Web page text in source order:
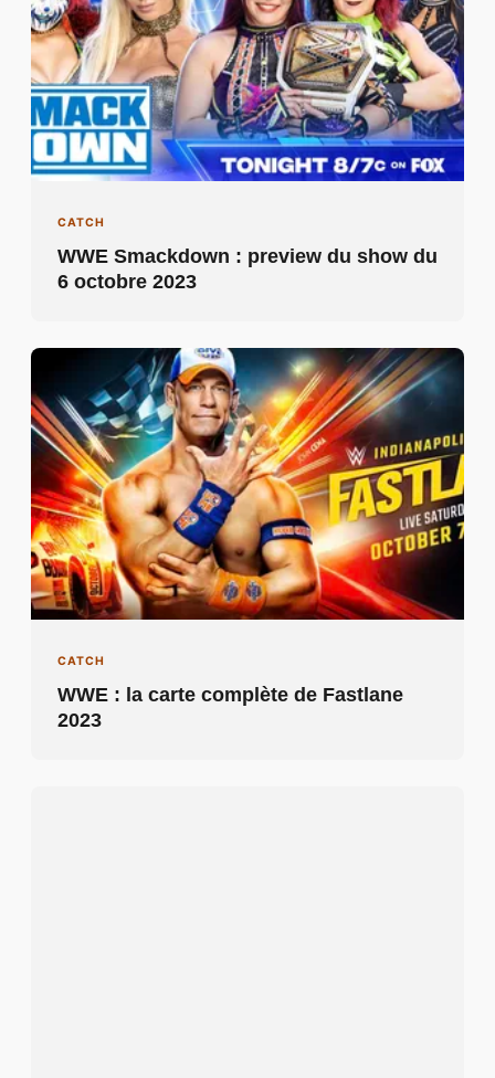
CATCH
WWE Smackdown : preview du show du
6 octobre 2023
CATCH
WWE : la carte complète de Fastlane
2023